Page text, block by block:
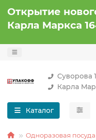
Открытие
Карла Маркса
Суворова
Карла
Каталог
Одноразовая посуда